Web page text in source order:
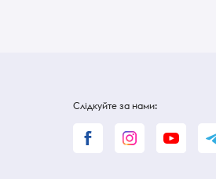
Слідкуйте за нами: